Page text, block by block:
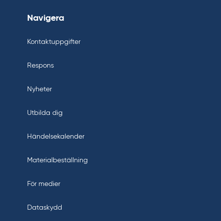
Navigera
Kontaktuppgifter
Respons
Nyheter
Utbilda dig
Händelsekalender
Materialbeställning
För medier
Dataskydd